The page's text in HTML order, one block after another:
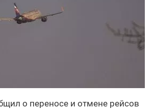
о переносе и отмене рейсов